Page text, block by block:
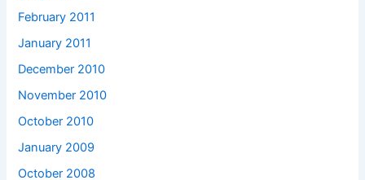
February 2011
January 2011
December 2010
November 2010
October 2010
January 2009
October 2008